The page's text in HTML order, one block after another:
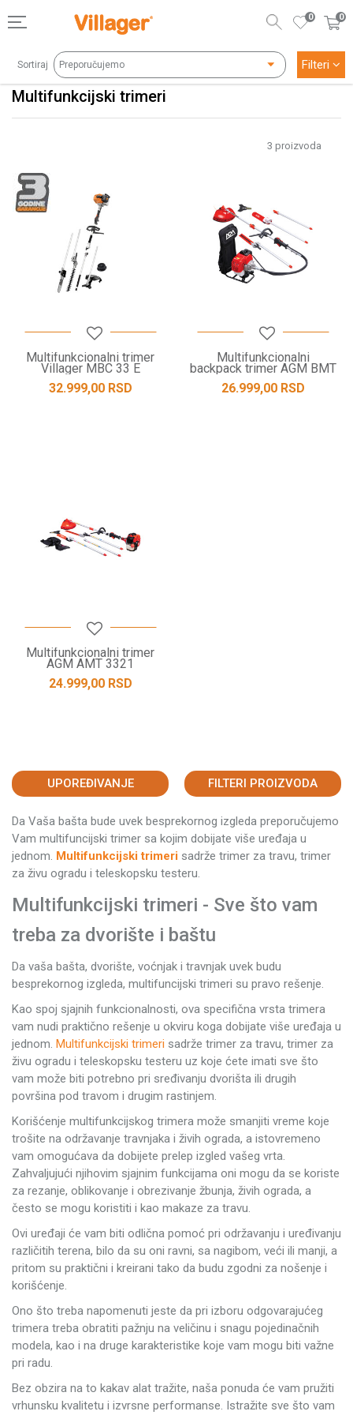
0
0
Multifunkcijski trimeri
Sortiraj Filteri
3 proizvoda
Multifunkcionalni trimer
Villager MBC 33 E
32.999,00 RSD
Multifunkcionalni
backpack trimer AGM BMT
3421
26.999,00 RSD
Multifunkcionalni trimer
AGM AMT 3321
24.999,00 RSD
UPOREĐIVANJE FILTERI PROIZVODA
Da Vaša bašta bude uvek besprekornog izgleda preporučujemo
Vam multifuncijski trimer sa kojim dobijate više uređaja u
jednom. Multifunkcijski trimeri sadrže trimer za travu, trimer
za živu ogradu i teleskopsku testeru.
Multifunkcijski trimeri - Sve što vam
treba za dvorište i baštu
Da vaša bašta, dvorište, voćnjak i travnjak uvek budu
besprekornog izgleda, multifuncijski trimeri su pravo rešenje.
Kao spoj sjajnih funkcionalnosti, ova specifična vrsta trimera
vam nudi praktično rešenje u okviru koga dobijate više uređaja u
jednom. Multifunkcijski trimeri sadrže trimer za travu, trimer za
živu ogradu i teleskopsku testeru uz koje ćete imati sve što
vam može biti potrebno pri sređivanju dvorišta ili drugih
površina pod travom i drugim rastinjem.
Korišćenje multifunkcijskog trimera može smanjiti vreme koje
trošite na održavanje travnjaka i živih ograda, a istovremeno
vam omogućava da dobijete prelep izgled vašeg vrta.
Zahvaljujući njihovim sjajnim funkcijama oni mogu da se koriste
za rezanje, oblikovanje i obrezivanje žbunja, živih ograda, a
često se mogu koristiti i kao makaze za travu.
Ovi uređaji će vam biti odlična pomoć pri održavanju i uređivanju
različitih terena, bilo da su oni ravni, sa nagibom, veći ili manji, a
pritom su praktični i kreirani tako da budu zgodni za nošenje i
korišćenje.
Ono što treba napomenuti jeste da pri izboru odgovarajućeg
trimera treba obratiti pažnju na veličinu i snagu pojedinačnih
modela, kao i na druge karakteristike koje vam mogu biti važne
pri radu.
Bez obzira na to kakav alat tražite, naša ponuda će vam pružiti
vrhunsku kvalitetu i izvrsne performanse. Istražite sve što vam